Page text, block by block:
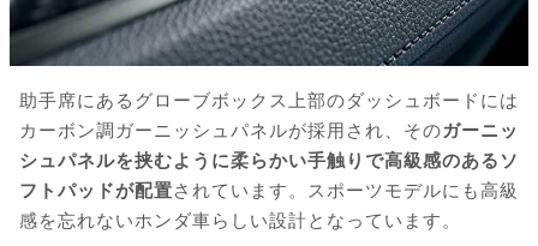
助手席にあるグローブボックス上部のダッシュボードには
カーボン調ガーニッシュパネルが採用され、そのガーニッ
シュパネルを挟むように柔らかい手触りで高級感のあるソ
フトパッドが配置されています。スポーツモデルにも高級
感を忘れないホンダ車らしい設計となっています。